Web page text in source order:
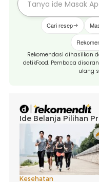
Cari resep
Rekomendasi dihasilkan
detikFood. Pembaca
ulang